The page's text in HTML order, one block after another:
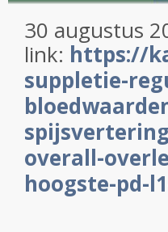
30 augustus
link: https://
suppletie-
overall-
hoogste-pd-